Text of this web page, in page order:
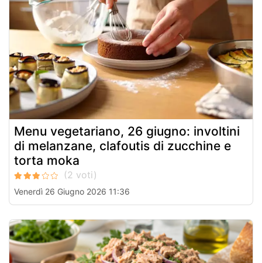
Menu vegetariano, 26 giugno: involtini
di melanzane, clafoutis di zucchine e
torta moka
Venerdì 26 Giugno 2026 11:36